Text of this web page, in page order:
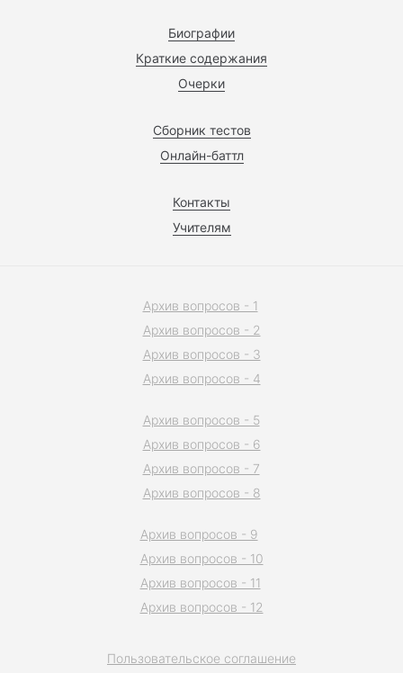
Биографии
Краткие содержания
Очерки
Сборник тестов
Онлайн-баттл
Контакты
Учителям
Пользовательское соглашение
Архив вопросов - 1
Архив вопросов - 2
Архив вопросов - 3
Архив вопросов - 4
Архив вопросов - 5
Архив вопросов - 6
Архив вопросов - 7
Архив вопросов - 8
Архив вопросов - 9
Архив вопросов - 10
Архив вопросов - 11
Архив вопросов - 12